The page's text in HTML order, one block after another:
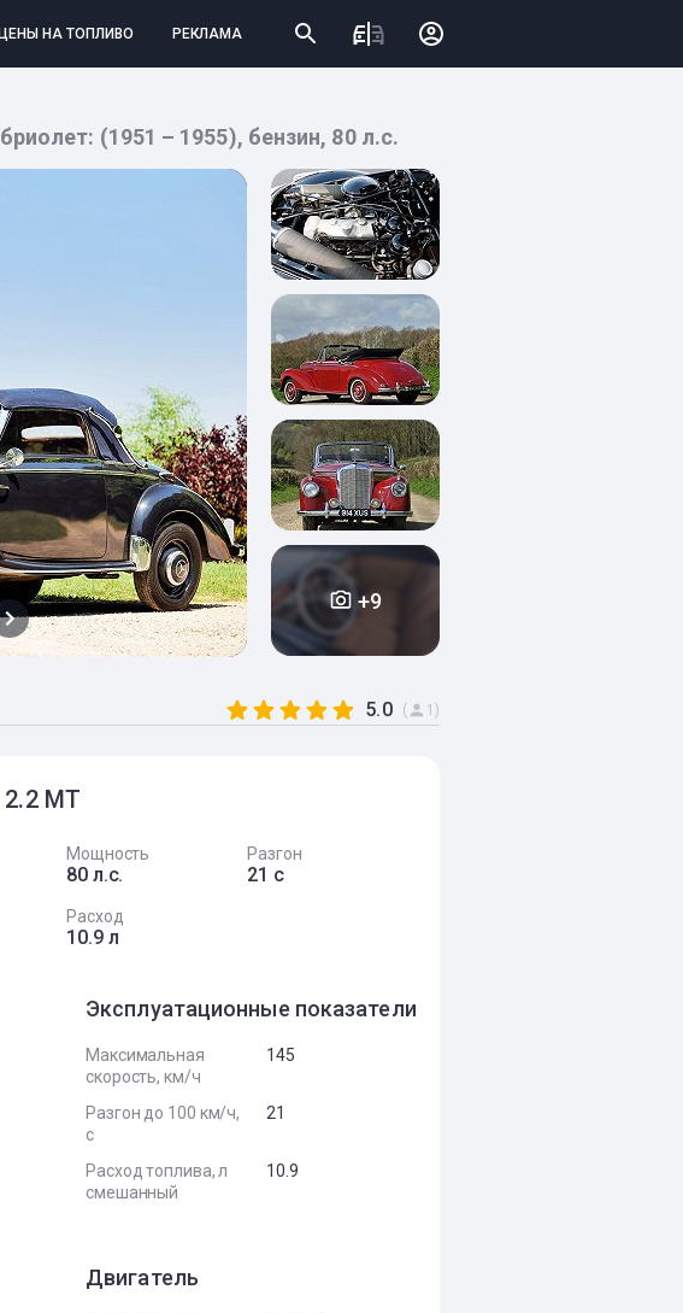
ЦЕНЫ НА ТОПЛИВО РЕКЛАМА
(1951 – 1955), бензин, 80 л.с.
+9
5.0 ( 1)
MT
Мощность
80 л.с.
Разгон
21 с
Расход
10.9 л
Эксплуатационные показатели
Максимальная
скорость, км/ч
145
Разгон до 100 км/ч,
с
21
Расход топлива, л
смешанный
10.9
Двигатель